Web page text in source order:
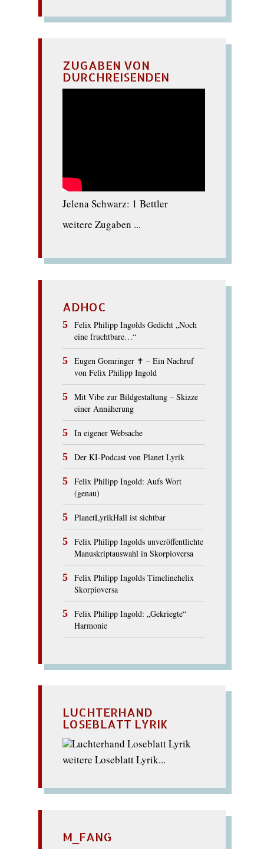
ZUGABEN VON
DURCHREISENDEN
Jelena Schwarz: 1 Bettler
weitere Zugaben ...
ADHOC
Felix Philipp Ingolds Gedicht „Noch
eine fruchtbare…“
Eugen Gomringer ✝︎ – Ein Nachruf
von Felix Philipp Ingold
Mit Vibe zur Bildgestaltung – Skizze
einer Annäherung
In eigener Websache
Der KI-Podcast von Planet Lyrik
Felix Philipp Ingold: Aufs Wort
(genau)
PlanetLyrikHall ist sichtbar
Felix Philipp Ingolds unveröffentlichte
Manuskriptauswahl in Skorpioversa
Felix Philipp Ingolds Timelinehelix
Skorpioversa
Felix Philipp Ingold: „Gekriegte“
Harmonie
LUCHTERHAND
LOSEBLATT LYRIK
weitere Loseblatt Lyrik...
M_FANG